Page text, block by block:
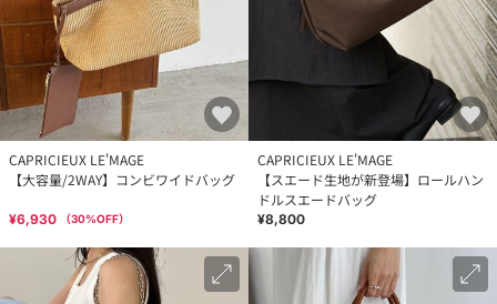
CAPRICIEUX LE'MAGE
【大容量/2WAY】コンビワイドバッグ
¥6,930 （30%OFF）
CAPRICIEUX LE'MAGE
【スエード生地が新登場】ロールハン
ドルスエードバッグ
¥8,800